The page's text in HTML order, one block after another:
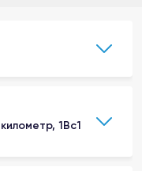
1Вс1